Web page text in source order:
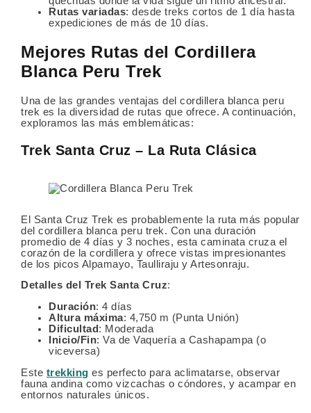
Rutas variadas: desde treks cortos de 1 día hasta
expediciones de más de 10 días.
Mejores Rutas del Cordillera
Blanca Peru Trek
Una de las grandes ventajas del cordillera blanca peru
trek es la diversidad de rutas que ofrece. A continuación,
exploramos las más emblemáticas:
Trek Santa Cruz – La Ruta Clásica
El Santa Cruz Trek es probablemente la ruta más popular
del cordillera blanca peru trek. Con una duración
promedio de 4 días y 3 noches, esta caminata cruza el
corazón de la cordillera y ofrece vistas impresionantes
de los picos Alpamayo, Taulliraju y Artesonraju.
Detalles del Trek Santa Cruz:
Duración: 4 días
Altura máxima: 4,750 m (Punta Unión)
Dificultad : Moderada
Inicio/Fin: Va de Vaquería a Cashapampa (o
viceversa)
Este trekking es perfecto para aclimatarse, observar
fauna andina como vizcachas o cóndores, y acampar en
entornos naturales únicos.